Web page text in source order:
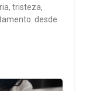
tristeza,
desde